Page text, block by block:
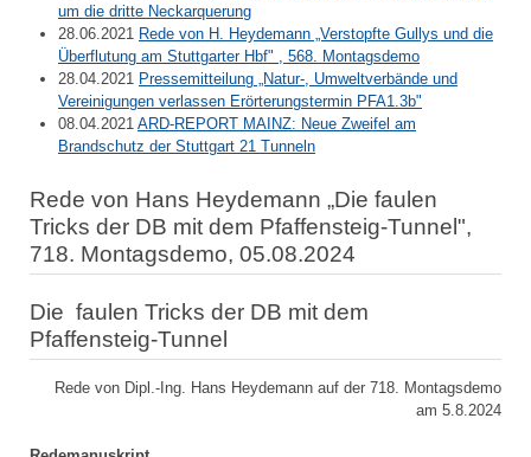
um die dritte Neckarquerung
28.06.2021 Rede von H. Heydemann „Verstopfte Gullys und die
Überflutung am Stuttgarter Hbf" , 568. Montagsdemo
28.04.2021 Pressemitteilung „Natur-, Umweltverbände und
Vereinigungen verlassen Erörterungstermin PFA1.3b"
08.04.2021 ARD-REPORT MAINZ: Neue Zweifel am
Brandschutz der Stuttgart 21 Tunneln
Rede von Hans Heydemann „Die faulen
Tricks der DB mit dem Pfaffensteig-Tunnel",
718. Montagsdemo, 05.08.2024
Die faulen Tricks der DB mit dem
Pfaffensteig-Tunnel
Rede von Dipl.-Ing. Hans Heydemann auf der 718. Montagsdemo
am 5.8.2024